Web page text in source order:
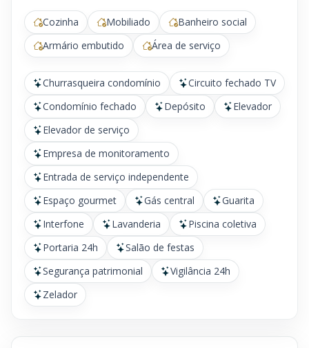
Cozinha Mobiliado
Banheiro social
Armário embutido
Área de serviço
Churrasqueira condomínio
Circuito fechado TV
Condomínio fechado
Depósito
Elevador
Elevador de serviço
Empresa de monitoramento
Entrada de serviço independente
Espaço gourmet
Gás central
Guarita
Interfone
Lavanderia
Piscina coletiva
Portaria 24h
Salão de festas
Segurança patrimonial
Vigilância 24h
Zelador